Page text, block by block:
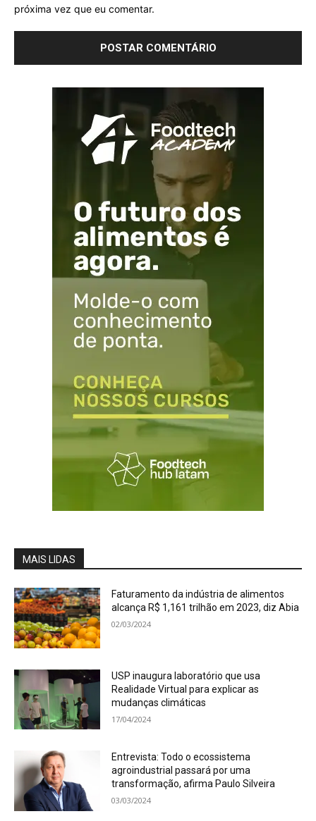
próxima vez que eu comentar.
MAIS LIDAS
Faturamento da indústria de alimentos
alcança R$ 1,161 trilhão em 2023, diz Abia
02/03/2024
USP inaugura laboratório que usa
Realidade Virtual para explicar as
mudanças climáticas
17/04/2024
Entrevista: Todo o ecossistema
agroindustrial passará por uma
transformação, afirma Paulo Silveira
03/03/2024